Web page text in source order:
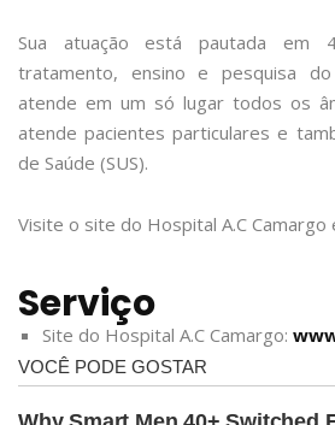
Sua atuação está pautada em
tratamento, ensino e pesquisa
atende em um só lugar todos os
atende pacientes particulares e
de Saúde (SUS).
Visite o site do Hospital A.C Camargo
Serviço
Site do Hospital A.C Camargo: